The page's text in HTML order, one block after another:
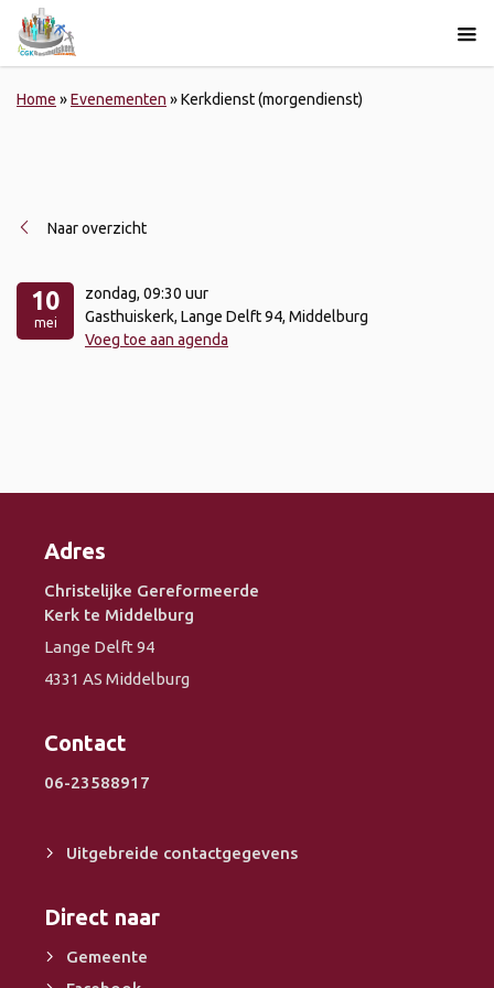
Home »Evenementen »Kerkdienst (morgendienst)
Naar overzicht
10
mei
zondag, 09:30 uur
Gasthuiskerk, Lange Delft 94, Middelburg
Voeg toe aan agenda
Adres
Christelijke Gereformeerde
Kerk te Middelburg
Lange Delft 94
4331 AS Middelburg
Contact
06-23588917
Uitgebreide contactgegevens
Direct naar
Gemeente